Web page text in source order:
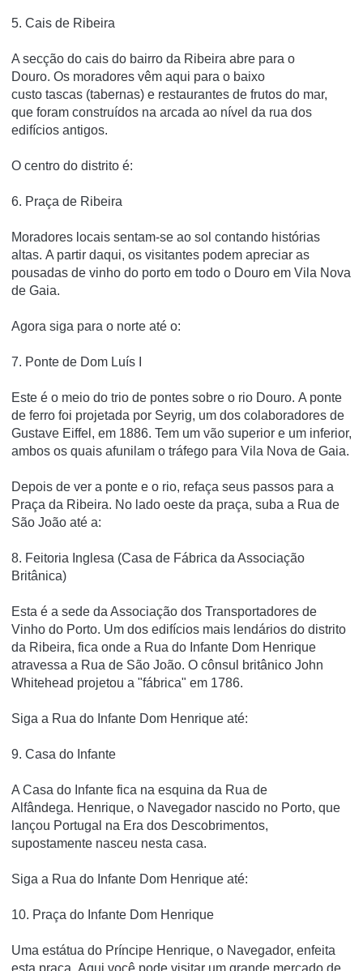
5. Cais de Ribeira
A secção do cais do bairro da Ribeira abre para o
Douro. Os moradores vêm aqui para o baixo
custo tascas (tabernas) e restaurantes de frutos do mar,
que foram construídos na arcada ao nível da rua dos
edifícios antigos.
O centro do distrito é:
6. Praça de Ribeira
Moradores locais sentam-se ao sol contando histórias
altas. A partir daqui, os visitantes podem apreciar as
pousadas de vinho do porto em todo o Douro em Vila Nova
de Gaia.
Agora siga para o norte até o:
7. Ponte de Dom Luís I
Este é o meio do trio de pontes sobre o rio Douro. A ponte
de ferro foi projetada por Seyrig, um dos colaboradores de
Gustave Eiffel, em 1886. Tem um vão superior e um inferior,
ambos os quais afunilam o tráfego para Vila Nova de Gaia.
Depois de ver a ponte e o rio, refaça seus passos para a
Praça da Ribeira. No lado oeste da praça, suba a Rua de
São João até a:
8. Feitoria Inglesa (Casa de Fábrica da Associação
Britânica)
Esta é a sede da Associação dos Transportadores de
Vinho do Porto. Um dos edifícios mais lendários do distrito
da Ribeira, fica onde a Rua do Infante Dom Henrique
atravessa a Rua de São João. O cônsul britânico John
Whitehead projetou a "fábrica" em 1786.
Siga a Rua do Infante Dom Henrique até:
9. Casa do Infante
A Casa do Infante fica na esquina da Rua de
Alfândega. Henrique, o Navegador nascido no Porto, que
lançou Portugal na Era dos Descobrimentos,
supostamente nasceu nesta casa.
Siga a Rua do Infante Dom Henrique até:
10. Praça do Infante Dom Henrique
Uma estátua do Príncipe Henrique, o Navegador, enfeita
esta praça. Aqui você pode visitar um grande mercado de